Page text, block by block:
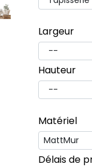
Largeur
Hauteur
Matériel
Délais de